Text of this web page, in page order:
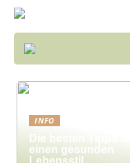
INFO
Die besten Tipps für
einen gesunden